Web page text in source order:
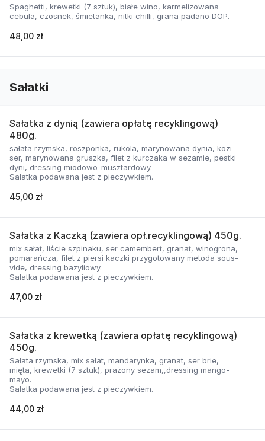
Spaghetti, krewetki (7 sztuk), białe wino, karmelizowana
cebula, czosnek, śmietanka, nitki chilli, grana padano DOP.
48,00 zł
Sałatki
Sałatka z dynią (zawiera opłatę recyklingową)
480g.
sałata rzymska, roszponka, rukola, marynowana dynia, kozi
ser, marynowana gruszka, filet z kurczaka w sezamie, pestki
dyni, dressing miodowo-musztardowy.
Sałatka podawana jest z pieczywkiem.
45,00 zł
Sałatka z Kaczką (zawiera opł.recyklingową) 450g.
mix sałat, liście szpinaku, ser camembert, granat, winogrona,
pomarańcza, filet z piersi kaczki przygotowany metoda sous-
vide, dressing bazyliowy.
Sałatka podawana jest z pieczywkiem.
47,00 zł
Sałatka z krewetką (zawiera opłatę recyklingową)
450g.
Sałata rzymska, mix sałat, mandarynka, granat, ser brie,
mięta, krewetki (7 sztuk), prażony sezam,,dressing mango-
mayo.
Sałatka podawana jest z pieczywkiem.
44,00 zł